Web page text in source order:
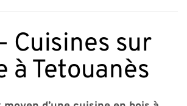
Cuisines sur
à Tetouanès